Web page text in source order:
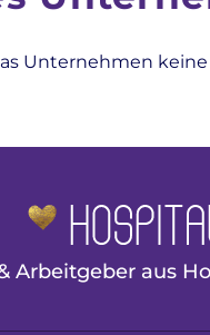
Unternehmen
Arbeitgeber aus